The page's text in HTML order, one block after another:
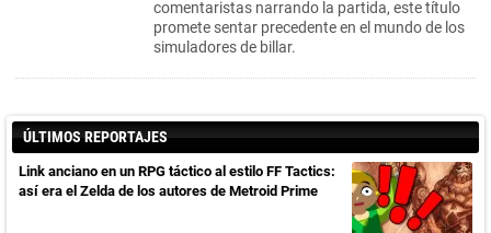
comentaristas narrando la partida, este título
promete sentar precedente en el mundo de los
simuladores de billar.
ÚLTIMOS REPORTAJES
Link anciano en un RPG táctico al estilo FF Tactics:
así era el Zelda de los autores de Metroid Prime